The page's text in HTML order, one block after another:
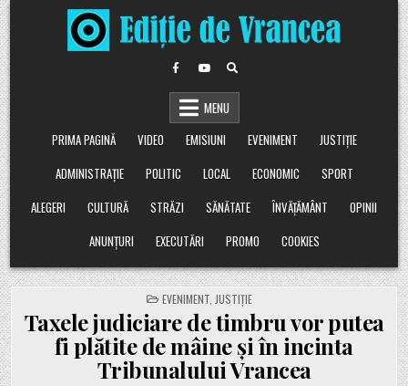
Skip
to
content
MENU
PRIMA PAGINĂ
VIDEO EMISIUNI EVENIMENT
JUSTIȚIE
ADMINISTRAȚIE
POLITIC LOCAL ECONOMIC
SPORT
ALEGERI
CULTURĂ STRĂZI SĂNĂTATE ÎNVĂȚĂMÂNT
OPINII
ANUNȚURI
EXECUTĂRI PROMO COOKIES
POSTED
IN
EVENIMENT JUSTIȚIE
Taxele judiciare de timbru vor putea
fi plătite de mâine și în incinta
Tribunalului Vrancea